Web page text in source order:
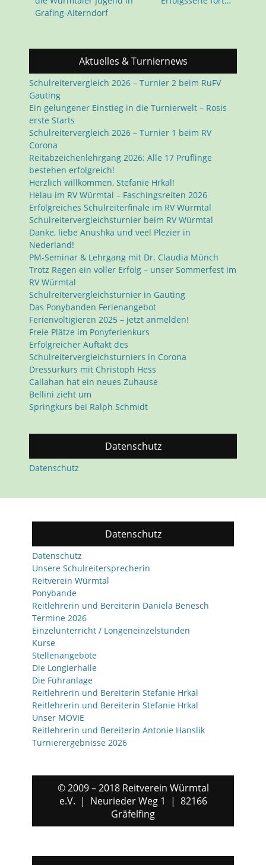
Grafing-Aiterndorf
Aktuelles & Turniernews
Schulreitervergleich 2026 – Turnier 2 beim RuFV
Gauting
Ein gelungener Einstieg in die Turnierwelt – Rosis
erste Starts
Schulreitervergleich 2026 – Turnier 1 beim RV
Corona
Reitabzeichenlehrgang 2026: Alle 17 Prüflinge
bestehen erfolgreich!
Herzlich willkommen, Stefanie Hrkal!
Helau im RV Würmtal – Faschingsreiten 2026
Erfolgreiches Schulreiterfinale im RV Würmtal
Schulreitervergleichsturnier beim RV Würmtal
Danke, liebe Anushka und veel Plezier in
Nederland!
PM-Seminar & Lehrgang mit Dr. Claudia Münch
Trotz Regen ein voller Erfolg – unser Sommerfest im
RV Würmtal
Schulreitervergleichsturnier in Gauting
Das Ponybanden Ferienangebot
Ferienvoltigieren 2025 – jetzt anmelden!
Freie Plätze im Ponyferienkurs
Erfolgreicher Auftakt des
Schulreitervergleichsturniers in Corona
Dressurkurs mit Christoph Hess
Callahan hat ein neues Zuhause
Bellini zieht um
Springkurs bei Ralph Schmidt
Datenschutz
Datenschutz
Datenschutz
Datenschutz
Unsere Schulreitersprecherin
Reitverein Würmtal
Ponybande
Reitlehrerin und Bereiterin Daniela Benesch
Termine 2026
Einzelunterricht / Longeneinzelstunden
Kurse
Stellenangebote
Die Longierhalle
Die Führanlage
Reitlehrerin und Bereiterin Stefanie Hrkal
Reitlehrerin und Bereiterin Stefanie Hrkal
Unser MOVIE
Reitlehrerin und Bereiterin Antonie Hanslik
Turnierergebnisse 2026
© 2009 – 2018 Reitverein Würmtal
e.V. | Neurieder Weg 1 | 82166
Gräfelfing